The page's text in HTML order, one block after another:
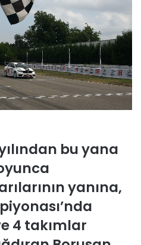
bu yana
yanına,
4 takımlar